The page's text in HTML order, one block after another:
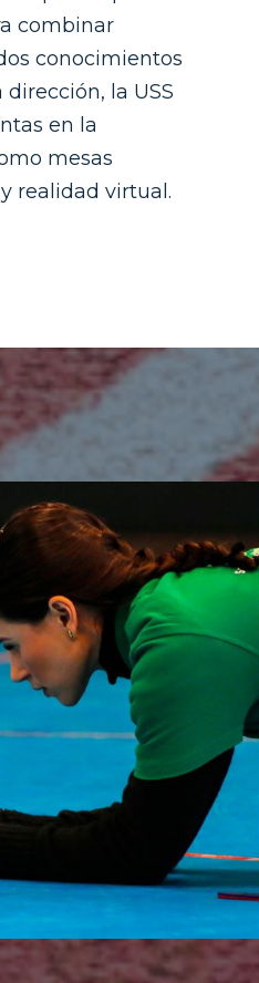
combinar
conocimientos
la USS
en la
mesas
realidad virtual.